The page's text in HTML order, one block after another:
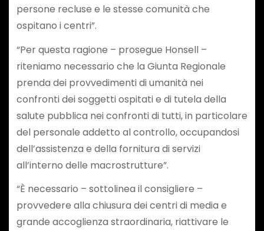
persone recluse e le stesse comunità che
ospitano i centri”.
“Per questa ragione – prosegue Honsell –
riteniamo necessario che la Giunta Regionale
prenda dei provvedimenti di umanità nei
confronti dei soggetti ospitati e di tutela della
salute pubblica nei confronti di tutti, in particolare
del personale addetto al controllo, occupandosi
dell’assistenza e della fornitura di servizi
all’interno delle macrostrutture”.
“È necessario – sottolinea il consigliere –
provvedere alla chiusura dei centri di media e
grande accoglienza straordinaria, riattivare le